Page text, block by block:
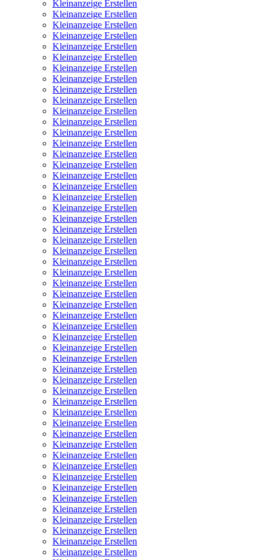
Kleinanzeige Erstellen
Kleinanzeige Erstellen
Kleinanzeige Erstellen
Kleinanzeige Erstellen
Kleinanzeige Erstellen
Kleinanzeige Erstellen
Kleinanzeige Erstellen
Kleinanzeige Erstellen
Kleinanzeige Erstellen
Kleinanzeige Erstellen
Kleinanzeige Erstellen
Kleinanzeige Erstellen
Kleinanzeige Erstellen
Kleinanzeige Erstellen
Kleinanzeige Erstellen
Kleinanzeige Erstellen
Kleinanzeige Erstellen
Kleinanzeige Erstellen
Kleinanzeige Erstellen
Kleinanzeige Erstellen
Kleinanzeige Erstellen
Kleinanzeige Erstellen
Kleinanzeige Erstellen
Kleinanzeige Erstellen
Kleinanzeige Erstellen
Kleinanzeige Erstellen
Kleinanzeige Erstellen
Kleinanzeige Erstellen
Kleinanzeige Erstellen
Kleinanzeige Erstellen
Kleinanzeige Erstellen
Kleinanzeige Erstellen
Kleinanzeige Erstellen
Kleinanzeige Erstellen
Kleinanzeige Erstellen
Kleinanzeige Erstellen
Kleinanzeige Erstellen
Kleinanzeige Erstellen
Kleinanzeige Erstellen
Kleinanzeige Erstellen
Kleinanzeige Erstellen
Kleinanzeige Erstellen
Kleinanzeige Erstellen
Kleinanzeige Erstellen
Kleinanzeige Erstellen
Kleinanzeige Erstellen
Kleinanzeige Erstellen
Kleinanzeige Erstellen
Kleinanzeige Erstellen
Kleinanzeige Erstellen
Kleinanzeige Erstellen
Kleinanzeige Erstellen